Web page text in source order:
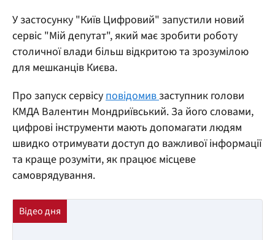
У застосунку "Київ Цифровий" запустили новий
сервіс "Мій депутат", який має зробити роботу
столичної влади більш відкритою та зрозумілою
для мешканців Києва.
Про запуск сервісу повідомив заступник голови
КМДА Валентин Мондриївський. За його словами,
цифрові інструменти мають допомагати людям
швидко отримувати доступ до важливої інформації
та краще розуміти, як працює місцеве
самоврядування.